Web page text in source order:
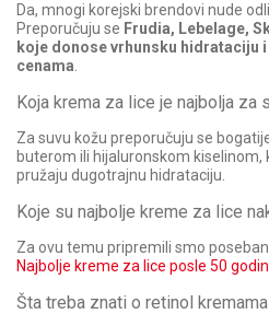
Da, mnogi korejski brendovi nude
Preporučuju se Frudia, Lebelage,
koje donose vrhunsku hidrataciju
cenama
Koja krema za lice je najbolja za
Za suvu kožu preporučuju se
buterom ili hijaluronskom kiselinom,
pružaju dugotrajnu hidrataciju.
Koje su najbolje kreme za lice
Za ovu temu pripremili smo
Najbolje kreme za lice posle 50
Šta treba znati o retinol